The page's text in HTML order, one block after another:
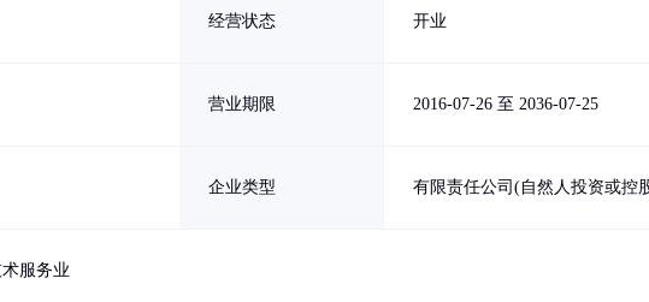
经营状态 开业
营业期限 2016-07-26 至 2036-07-25
企业类型 有限责任公司(自然人投资或控
服务业